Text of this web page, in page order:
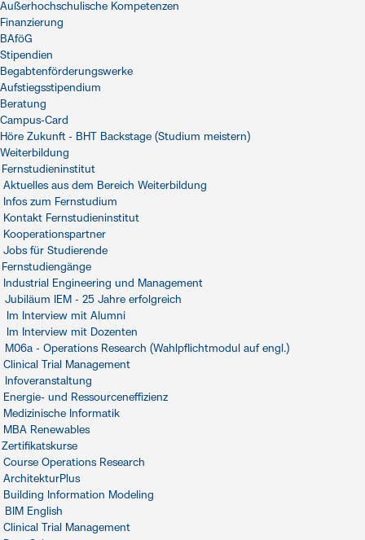
Außerhochschulische Kompetenzen
Finanzierung
BAföG
Stipendien
Begabtenförderungswerke
Aufstiegsstipendium
Beratung
Campus-Card
Höre Zukunft - BHT Backstage (Studium meistern)
Weiterbildung
Fernstudieninstitut
Aktuelles aus dem Bereich Weiterbildung
Infos zum Fernstudium
Kontakt Fernstudieninstitut
Kooperationspartner
Jobs für Studierende
Fernstudiengänge
Industrial Engineering und Management
Jubiläum IEM - 25 Jahre erfolgreich
Im Interview mit Alumni
Im Interview mit Dozenten
M06a - Operations Research (Wahlpflichtmodul auf engl.)
Clinical Trial Management
Infoveranstaltung
Energie- und Ressourceneffizienz
Medizinische Informatik
MBA Renewables
Zertifikatskurse
Course Operations Research
ArchitekturPlus
Building Information Modeling
BIM English
Clinical Trial Management